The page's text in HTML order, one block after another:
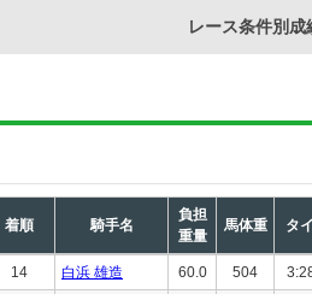
レース条件別成
着順 騎手名
負担
重量
馬体重 タ
14 白浜 雄造 60.0 504